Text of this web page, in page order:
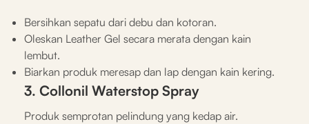
Bersihkan sepatu dari debu dan kotoran.
Oleskan Leather Gel secara merata dengan kain
lembut.
Biarkan produk meresap dan lap dengan kain kering.
3. Collonil Waterstop Spray
Produk semprotan pelindung yang kedap air.